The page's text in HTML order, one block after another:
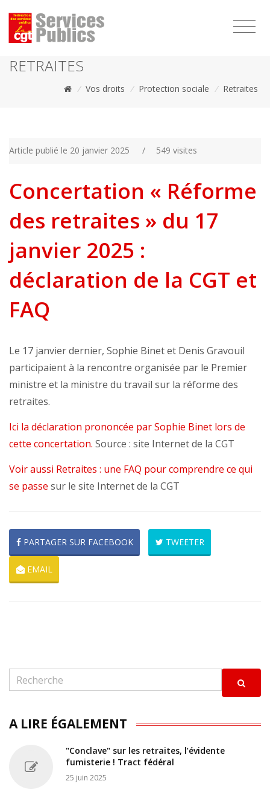
RETRAITES
/ Vos droits / Protection sociale / Retraites
Article publié le 20 janvier 2025 / 549 visites
Concertation « Réforme
des retraites » du 17
janvier 2025 :
déclaration de la CGT et
FAQ
Le 17 janvier dernier, Sophie Binet et Denis Gravouil
participaient à la rencontre organisée par le Premier
ministre et la ministre du travail sur la réforme des
retraites.
Ici la déclaration prononcée par Sophie Binet lors de
cette concertation. Source : site Internet de la CGT
Voir aussi Retraites : une FAQ pour comprendre ce qui
se passe sur le site Internet de la CGT
PARTAGER SUR FACEBOOK TWEETER
EMAIL
A LIRE ÉGALEMENT
"Conclave" sur les retraites, l’évidente
fumisterie ! Tract fédéral
25 juin 2025